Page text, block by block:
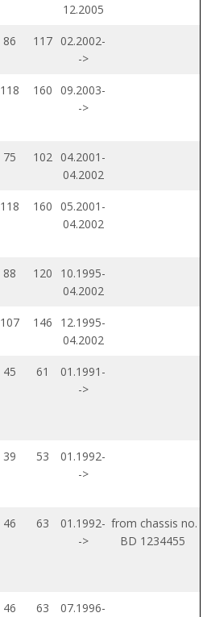
12.2005
86 117 02.2002-
->
118 160 09.2003-
->
75 102
04.2001-
04.2002
118 160 05.2001-
04.2002
88 120
10.1995-
04.2002
107 146
12.1995-
04.2002
45 61
01.1991-
->
39 53
01.1992-
->
46 63
01.1992-
->
from chassis no.
BD 1234455
46 63 07.1996-